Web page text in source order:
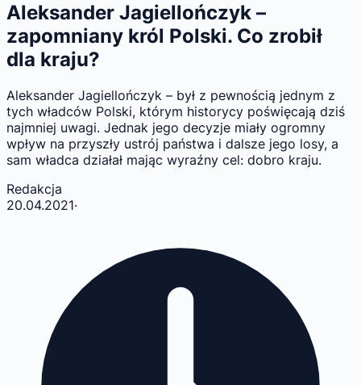
Aleksander Jagiellończyk –
zapomniany król Polski. Co zrobił
dla kraju?
Aleksander Jagiellończyk – był z pewnością jednym z
tych władców Polski, którym historycy poświęcają dziś
najmniej uwagi. Jednak jego decyzje miały ogromny
wpływ na przyszły ustrój państwa i dalsze jego losy, a
sam władca działał mając wyraźny cel: dobro kraju.
Redakcja
20.04.2021·